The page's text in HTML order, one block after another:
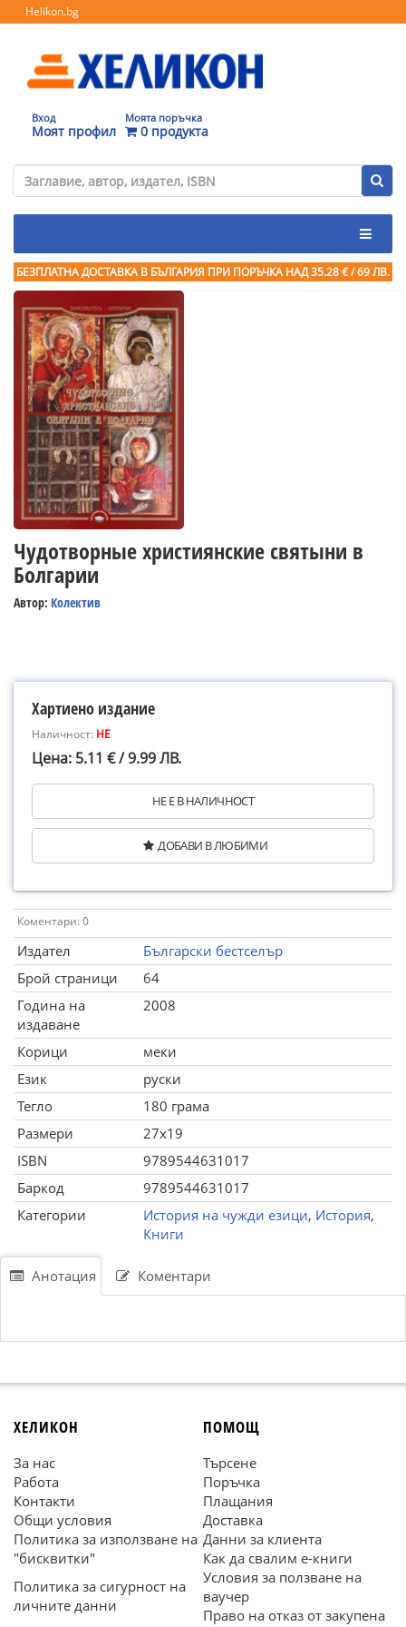
Helikon.bg
Вход
Моят профил
Моята поръчка
0 продукта
БЕЗПЛАТНА ДОСТАВКА В БЪЛГАРИЯ ПРИ ПОРЪЧКА НАД 35.28 € / 69 ЛВ.
Чудотворные християнские святыни в
Болгарии
Автор: Колектив
Хартиено издание
Наличност: НЕ
Цена: 5.11 € / 9.99 ЛВ.
НЕ Е В НАЛИЧНОСТ
ДОБАВИ В ЛЮБИМИ
Коментари: 0
Издател
Български бестселър
Брой страници
64
Година на
издаване
2008
Корици
меки
Език
руски
Тегло
180 грама
Размери
27x19
ISBN
9789544631017
Баркод
9789544631017
Категории
История на чужди езици, История,
Книги
Анотация Коментари
ХЕЛИКОН
За нас
Работа
Контакти
Общи условия
Политика за използване на
"бисквитки"
Политика за сигурност на
личните данни
ПОМОЩ
Търсене
Поръчка
Плащания
Доставка
Данни за клиента
Как да свалим е-книги
Условия за ползване на
ваучер
Право на отказ от закупена